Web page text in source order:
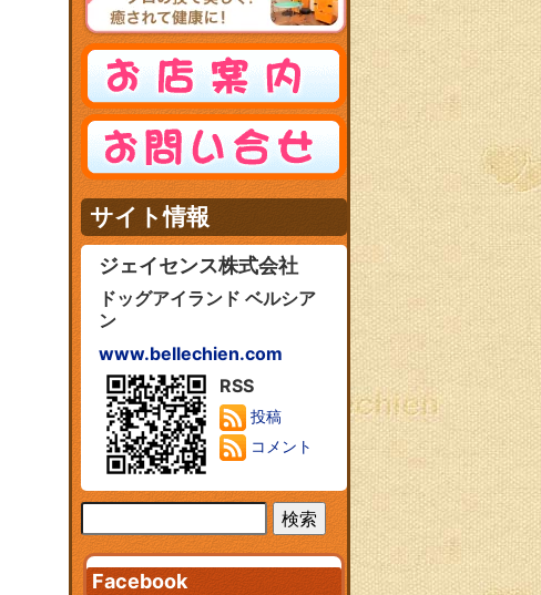
サイト情報
ジェイセンス株式会社
ドッグアイランド ベルシア
ン
www.bellechien.com
RSS
投稿
コメント
Facebook